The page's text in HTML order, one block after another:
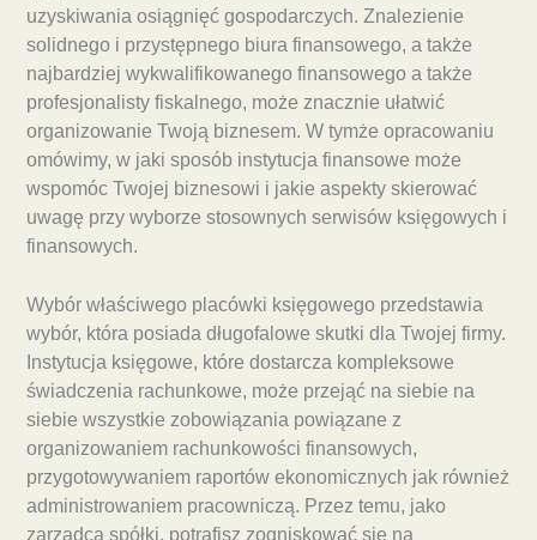
uzyskiwania osiągnięć gospodarczych. Znalezienie
solidnego i przystępnego biura finansowego, a także
najbardziej wykwalifikowanego finansowego a także
profesjonalisty fiskalnego, może znacznie ułatwić
organizowanie Twoją biznesem. W tymże opracowaniu
omówimy, w jaki sposób instytucja finansowe może
wspomóc Twojej biznesowi i jakie aspekty skierować
uwagę przy wyborze stosownych serwisów księgowych i
finansowych.
Wybór właściwego placówki księgowego przedstawia
wybór, która posiada długofalowe skutki dla Twojej firmy.
Instytucja księgowe, które dostarcza kompleksowe
świadczenia rachunkowe, może przejąć na siebie na
siebie wszystkie zobowiązania powiązane z
organizowaniem rachunkowości finansowych,
przygotowywaniem raportów ekonomicznych jak również
administrowaniem pracowniczą. Przez temu, jako
zarządca spółki, potrafisz zogniskować się na